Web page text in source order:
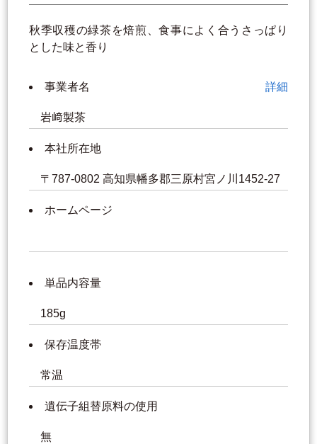
秋季収穫の緑茶を焙煎、食事によく合うさっぱり
とした味と香り
事業者名 詳細
岩﨑製茶
本社所在地
〒787-0802 高知県幡多郡三原村宮ノ川1452-27
ホームページ
単品内容量
185g
保存温度帯
常温
遺伝子組替原料の使用
無